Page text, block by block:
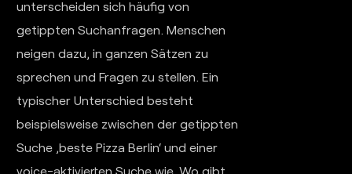
unterscheiden sich häufig von
getippten Suchanfragen. Menschen
neigen dazu, in ganzen Sätzen zu
sprechen und Fragen zu stellen. Ein
typischer Unterschied besteht
beispielsweise zwischen der getippten
Suche ‚beste Pizza Berlin‘ und einer
voice-aktivierten Suche wie ‚Wo gibt